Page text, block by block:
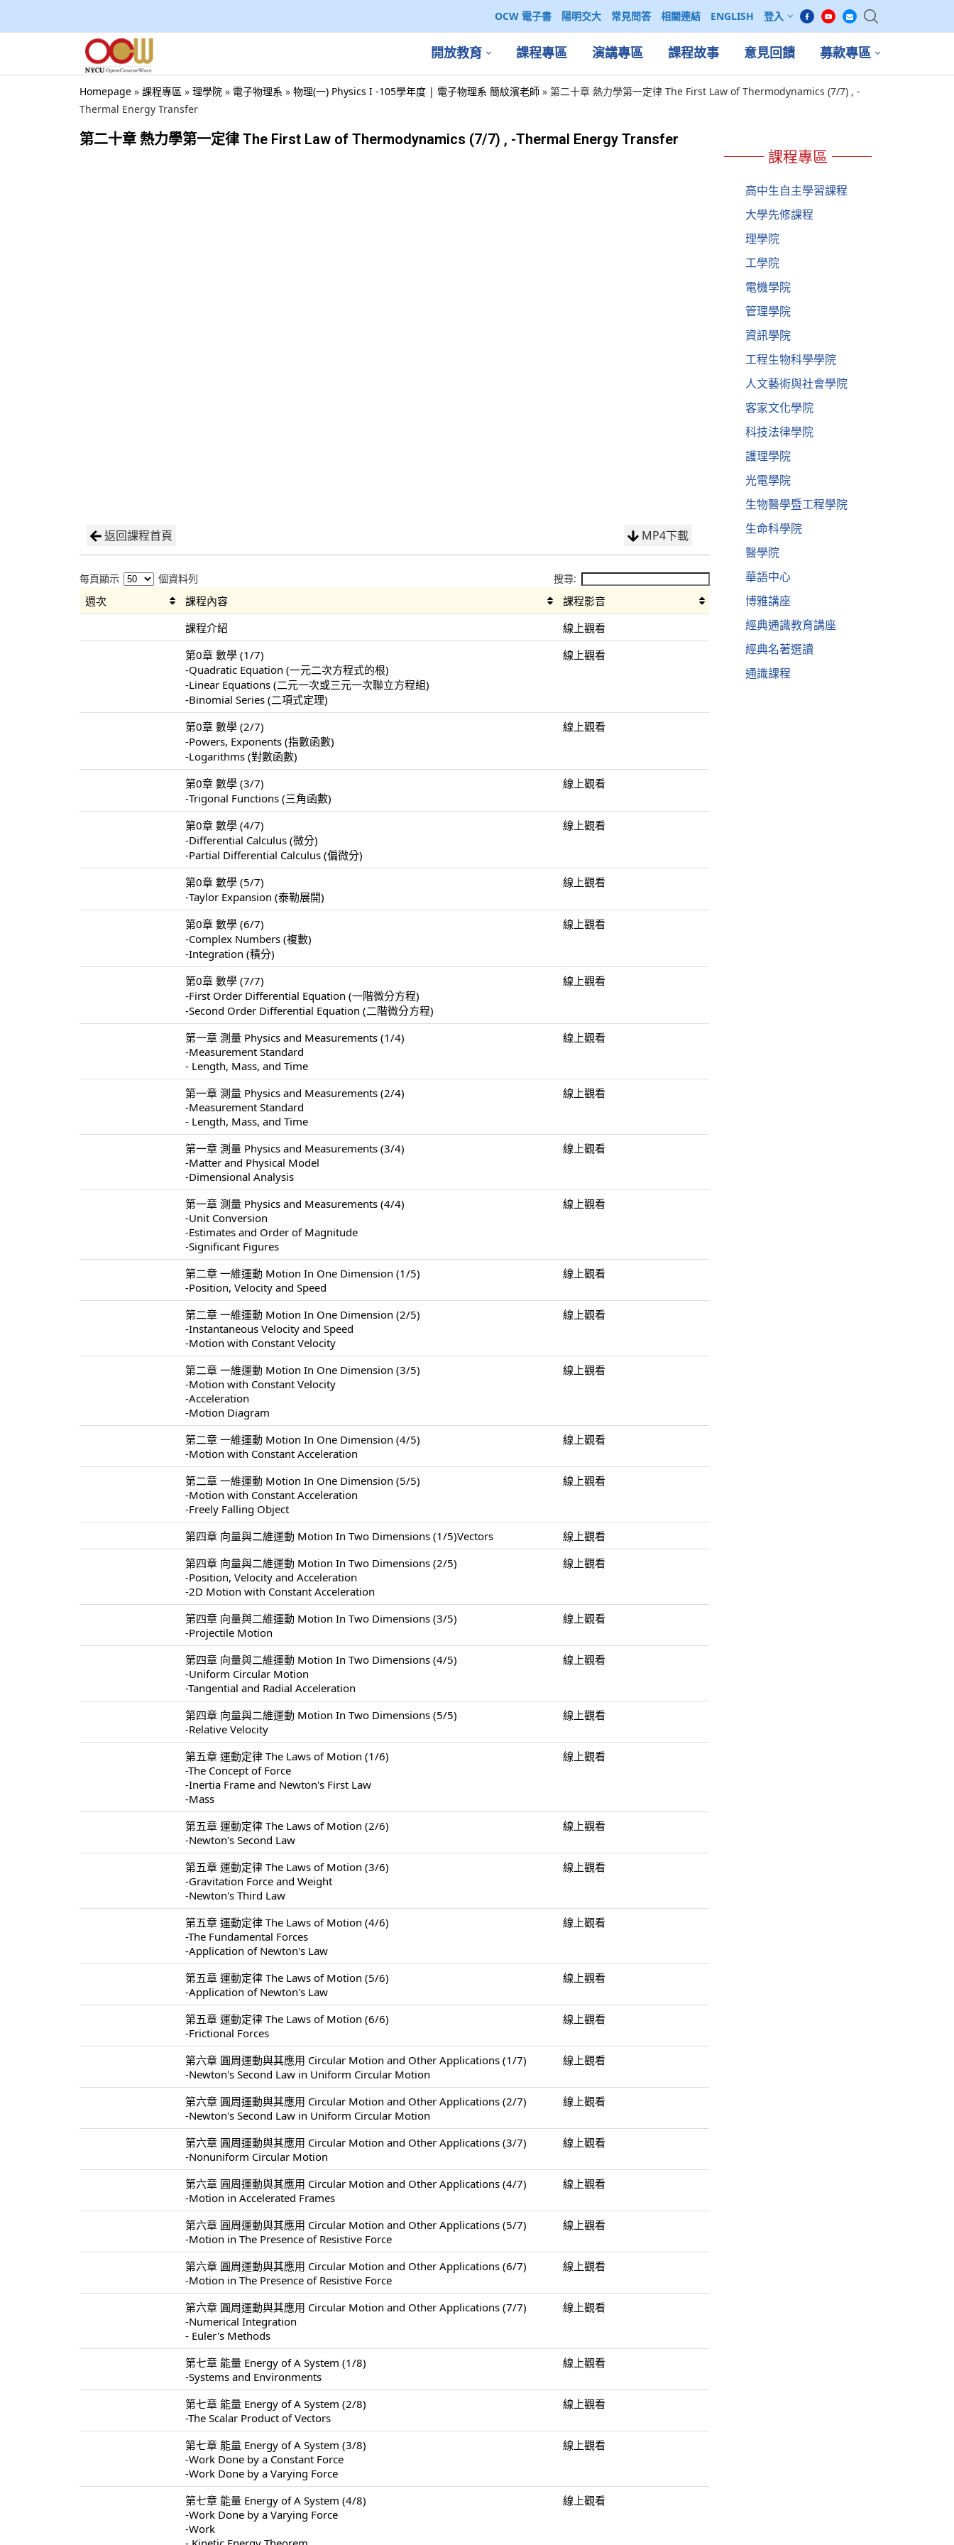
OCW 電子書 陽明交大 常見問答 相關連結 ENGLISH 登入
開放教育 課程專區 演講專區 課程故事 意見回饋 募款專區
Homepage » 課程專區 » 理學院 » 電子物理系 » 物理(一) Physics I -105學年度 | 電子物理系 簡紋濱老師 » 第二十章 熱力學第一定律 The First Law of Thermodynamics (7/7) , -
Thermal Energy Transfer
第二十章 熱力學第一定律 The First Law of Thermodynamics (7/7) , -Thermal Energy Transfer
返回課程首頁 MP4下載
每頁顯示 個資料列 搜尋:
週次 課程內容
課程影音
課程介紹
線上觀看
第0章 數學 (1/7)
-Quadratic Equation (一元二次方程式的根)
-Linear Equations (二元一次或三元一次聯立方程組)
-Binomial Series (二項式定理)
線上觀看
第0章 數學 (2/7)
-Powers, Exponents (指數函數)
-Logarithms (對數函數)
線上觀看
第0章 數學 (3/7)
-Trigonal Functions (三角函數)
線上觀看
第0章 數學 (4/7)
-Differential Calculus (微分)
-Partial Differential Calculus (偏微分)
線上觀看
第0章 數學 (5/7)
-Taylor Expansion (泰勒展開)
線上觀看
第0章 數學 (6/7)
-Complex Numbers (複數)
-Integration (積分)
線上觀看
第0章 數學 (7/7)
-First Order Differential Equation (一階微分方程)
-Second Order Differential Equation (二階微分方程)
線上觀看
第一章 測量 Physics and Measurements (1/4)
-Measurement Standard
- Length, Mass, and Time
線上觀看
第一章 測量 Physics and Measurements (2/4)
-Measurement Standard
- Length, Mass, and Time
線上觀看
第一章 測量 Physics and Measurements (3/4)
-Matter and Physical Model
-Dimensional Analysis
線上觀看
第一章 測量 Physics and Measurements (4/4)
-Unit Conversion
-Estimates and Order of Magnitude
-Significant Figures
線上觀看
第二章 一維運動 Motion In One Dimension (1/5)
-Position, Velocity and Speed
線上觀看
第二章 一維運動 Motion In One Dimension (2/5)
-Instantaneous Velocity and Speed
-Motion with Constant Velocity
線上觀看
第二章 一維運動 Motion In One Dimension (3/5)
-Motion with Constant Velocity
-Acceleration
-Motion Diagram
線上觀看
第二章 一維運動 Motion In One Dimension (4/5)
-Motion with Constant Acceleration
線上觀看
第二章 一維運動 Motion In One Dimension (5/5)
-Motion with Constant Acceleration
-Freely Falling Object
線上觀看
第四章 向量與二維運動 Motion In Two Dimensions (1/5)Vectors
線上觀看
第四章 向量與二維運動 Motion In Two Dimensions (2/5)
-Position, Velocity and Acceleration
-2D Motion with Constant Acceleration
線上觀看
第四章 向量與二維運動 Motion In Two Dimensions (3/5)
-Projectile Motion
線上觀看
第四章 向量與二維運動 Motion In Two Dimensions (4/5)
-Uniform Circular Motion
-Tangential and Radial Acceleration
線上觀看
第四章 向量與二維運動 Motion In Two Dimensions (5/5)
-Relative Velocity
線上觀看
第五章 運動定律 The Laws of Motion (1/6)
-The Concept of Force
-Inertia Frame and Newton's First Law
-Mass
線上觀看
第五章 運動定律 The Laws of Motion (2/6)
-Newton's Second Law
線上觀看
第五章 運動定律 The Laws of Motion (3/6)
-Gravitation Force and Weight
-Newton's Third Law
線上觀看
第五章 運動定律 The Laws of Motion (4/6)
-The Fundamental Forces
-Application of Newton's Law
線上觀看
第五章 運動定律 The Laws of Motion (5/6)
-Application of Newton's Law
線上觀看
第五章 運動定律 The Laws of Motion (6/6)
-Frictional Forces
線上觀看
第六章 圓周運動與其應用 Circular Motion and Other Applications (1/7)
-Newton's Second Law in Uniform Circular Motion
線上觀看
第六章 圓周運動與其應用 Circular Motion and Other Applications (2/7)
-Newton's Second Law in Uniform Circular Motion
線上觀看
第六章 圓周運動與其應用 Circular Motion and Other Applications (3/7)
-Nonuniform Circular Motion
線上觀看
第六章 圓周運動與其應用 Circular Motion and Other Applications (4/7)
-Motion in Accelerated Frames
線上觀看
第六章 圓周運動與其應用 Circular Motion and Other Applications (5/7)
-Motion in The Presence of Resistive Force
線上觀看
第六章 圓周運動與其應用 Circular Motion and Other Applications (6/7)
-Motion in The Presence of Resistive Force
線上觀看
第六章 圓周運動與其應用 Circular Motion and Other Applications (7/7)
-Numerical Integration
- Euler's Methods
線上觀看
第七章 能量 Energy of A System (1/8)
-Systems and Environments
線上觀看
第七章 能量 Energy of A System (2/8)
-The Scalar Product of Vectors
線上觀看
第七章 能量 Energy of A System (3/8)
-Work Done by a Constant Force
-Work Done by a Varying Force
線上觀看
第七章 能量 Energy of A System (4/8)
-Work Done by a Varying Force
-Work
線上觀看
課程專區
高中生自主學習課程
大學先修課程
理學院
工學院
電機學院
管理學院
資訊學院
工程生物科學學院
人文藝術與社會學院
客家文化學院
科技法律學院
護理學院
光電學院
生物醫學暨工程學院
生命科學院
醫學院
華語中心
博雅講座
經典通識教育講座
經典名著選讀
通識課程